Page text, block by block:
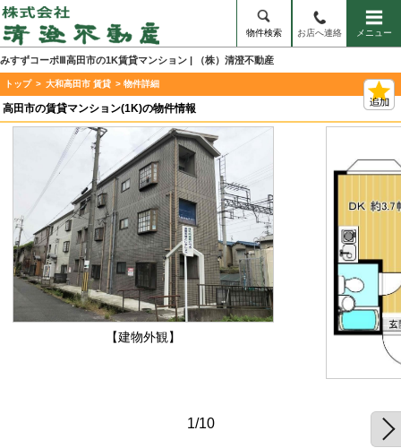
物件検索 お店へ連絡 メニュー
みすずコーポⅢ高田市の1K賃貸マンション | （株）清澄不動産
トップ > 大和高田市 賃貸 > 物件詳細
高田市の賃貸マンション(1K)の物件情報
【建物外観】
1/10